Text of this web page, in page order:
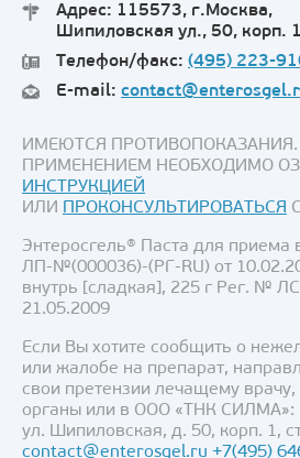
Адрес: 115573, г.Москва,
Шипиловская ул., 50, корп.
Телефон/факс: (495) 223-
E-mail:
ИМЕЮТСЯ ПРОТИВОПОКАЗАНИЯ.
ПРИМЕНЕНИЕМ НЕОБХОДИМО
ИНСТРУКЦИЕЙ
ИЛИ ПРОКОНСУЛЬТИРОВАТЬСЯ
Энтеросгель® Паста для приема
ЛП-№(000036)-(РГ-RU) от
внутрь [сладкая], 225 г Рег. №
21.05.2009
Если Вы хотите сообщить о
или жалобе на препарат,
свои претензии лечащему врачу,
органы или в ООО «ТНК СИЛМА»:
ул. Шипиловская, д. 50, корп. 1,
contact@enterosgel.ru +7(495)